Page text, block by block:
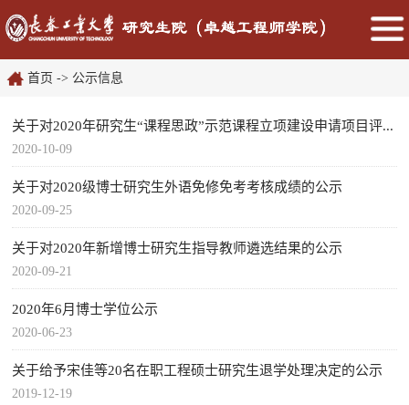
首页 -> 公示信息
关于对2020年研究生“课程思政”示范课程立项建设申请项目评...
2020-10-09
关于对2020级博士研究生外语免修免考考核成绩的公示
2020-09-25
关于对2020年新增博士研究生指导教师遴选结果的公示
2020-09-21
2020年6月博士学位公示
2020-06-23
关于给予宋佳等20名在职工程硕士研究生退学处理决定的公示
2019-12-19